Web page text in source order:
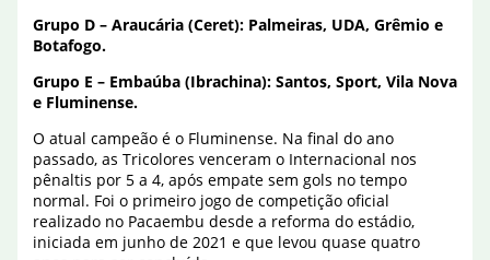
Grupo D – Araucária (Ceret): Palmeiras, UDA, Grêmio e
Botafogo.
Grupo E – Embaúba (Ibrachina): Santos, Sport, Vila Nova
e Fluminense.
O atual campeão é o Fluminense. Na final do ano
passado, as Tricolores venceram o Internacional nos
pênaltis por 5 a 4, após empate sem gols no tempo
normal. Foi o primeiro jogo de competição oficial
realizado no Pacaembu desde a reforma do estádio,
iniciada em junho de 2021 e que levou quase quatro